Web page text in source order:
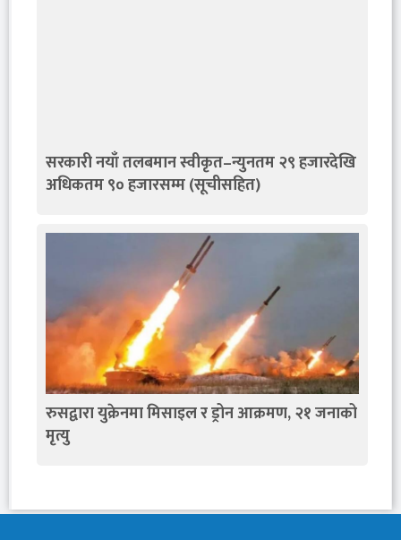
सरकारी नयाँ तलबमान स्वीकृत–न्युनतम २९ हजारदेखि
अधिकतम ९० हजारसम्म (सूचीसहित)
रुसद्वारा युक्रेनमा मिसाइल र ड्रोन आक्रमण, २१ जनाको
मृत्यु